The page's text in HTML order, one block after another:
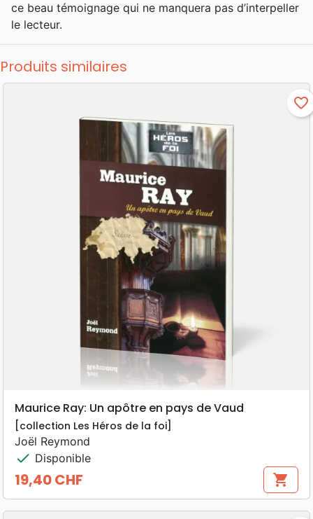
ce beau témoignage qui ne manquera pas d’interpeller
le lecteur.
Produits similaires
favorite_border
Maurice Ray: Un apôtre en pays de Vaud
[collection Les Héros de la foi]
Joël Reymond
check Disponible
Prix
19,40 CHF shopping_cart